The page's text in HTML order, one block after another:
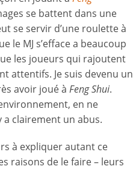
se battent dans une
se servir d’une roulette à
le MJ s’efface a beaucoup
les joueurs qui rajoutent
attentifs. Je suis devenu un
avoir joué à Feng Shui.
en ne
a clairement un abus.
à expliquer autant ce
raisons de le faire – leurs